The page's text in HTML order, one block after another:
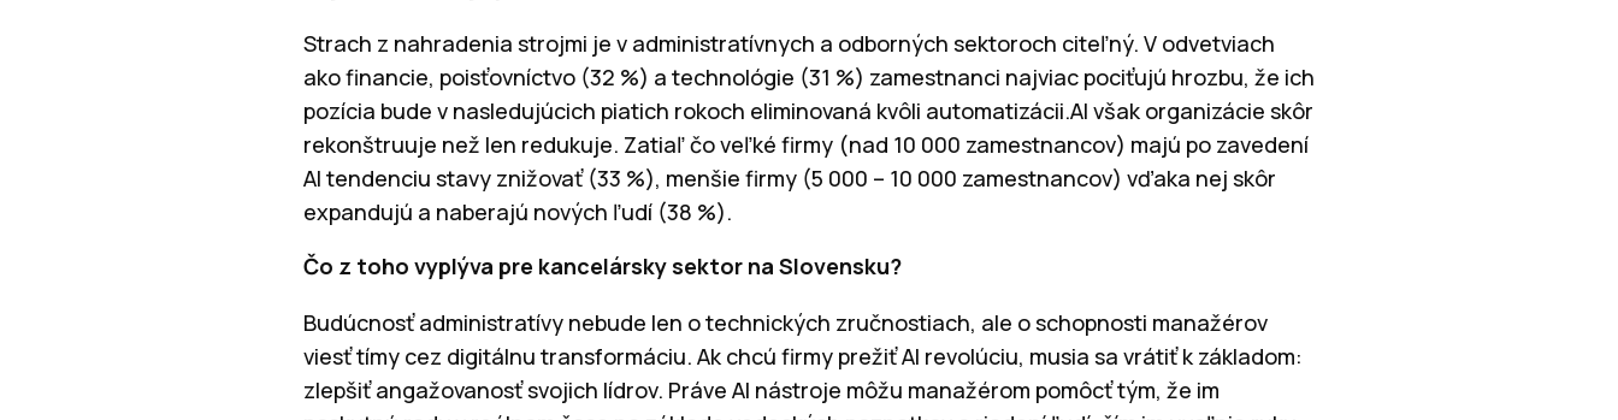
Strach z nahradenia strojmi je v administratívnych a odborných sektoroch citeľný. V odvetviach
ako financie, poisťovníctvo (32 %) a technológie (31 %) zamestnanci najviac pociťujú hrozbu, že ich
pozícia bude v nasledujúcich piatich rokoch eliminovaná kvôli automatizácii.AI však organizácie skôr
rekonštruuje než len redukuje. Zatiaľ čo veľké firmy (nad 10 000 zamestnancov) majú po zavedení
AI tendenciu stavy znižovať (33 %), menšie firmy (5 000 – 10 000 zamestnancov) vďaka nej skôr
expandujú a naberajú nových ľudí (38 %).
Čo z toho vyplýva pre kancelársky sektor na Slovensku?
Budúcnosť administratívy nebude len o technických zručnostiach, ale o schopnosti manažérov
viesť tímy cez digitálnu transformáciu. Ak chcú firmy prežiť AI revolúciu, musia sa vrátiť k základom:
zlepšiť angažovanosť svojich lídrov. Práve AI nástroje môžu manažérom pomôcť tým, že im